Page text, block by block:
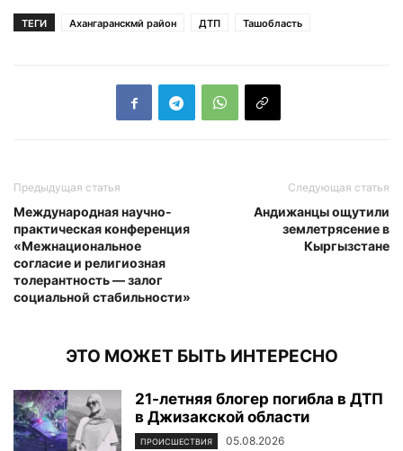
ТЕГИ Ахангаранскмй район ДТП Ташобласть
Предыдущая статья
Международная научно-
практическая конференция
«Межнациональное
согласие и религиозная
толерантность — залог
социальной стабильности»
Следующая статья
Андижанцы ощутили
землетрясение в
Кыргызстане
ЭТО МОЖЕТ БЫТЬ ИНТЕРЕСНО
21-летняя блогер погибла в ДТП
в Джизакской области
ПРОИСШЕСТВИЯ 05.08.2026